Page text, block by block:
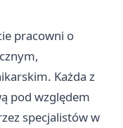
pracowni o
Każda z
pod względem
specjalistów w